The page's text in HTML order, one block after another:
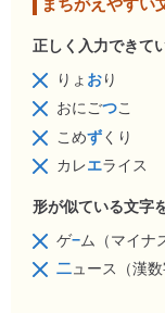
まちがえやすい
正しく入力できて
りょ おり
おにごつこ
こめずくり
カレエライス
形が似ている文字
ゲ−ム（マイナ
二ュース（漢数